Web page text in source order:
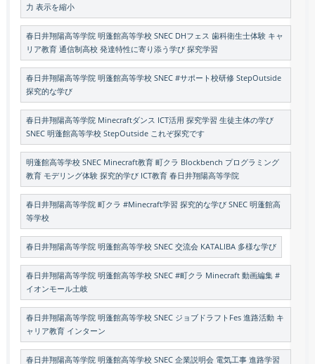
力 表示を縮小
春日井翔陽高等学院 明蓬館高等学校 SNEC DHフェス 歯科衛生士体験 キャ
リア教育 通信制高校 発達特性に寄り添う学び 探究学習
春日井翔陽高等学院 明蓬館高等学校 SNEC #サポート校研修 StepOutside
探究的な学び
春日井翔陽高等学院 Minecraftダンス ICT活用 探究学習 生徒主体の学び
SNEC 明蓬館高等学校 StepOutside これぞ探究です
明蓬館高等学校 SNEC Minecraft教育 町クラ Blockbench プログラミング
教育 モデリング体験 探究的学び ICT教育 春日井翔陽高等学院
春日井翔陽高等学院 町クラ #Minecraft学習 探究的な学び SNEC 明蓬館高
等学校
春日井翔陽高等学院 明蓬館高等学校 SNEC 交流会 KATALIBA 多様な学び
春日井翔陽高等学院 明蓬館高等学校 SNEC #町クラ Minecraft 動画編集 #
イオンモール土岐
春日井翔陽高等学院 明蓬館高等学校 SNEC ジョブドラフトFes 進路活動 キ
ャリア教育 インターン
春日井翔陽高等学院 明蓬館高等学校 SNEC 企業説明会 電気工事 進路学習